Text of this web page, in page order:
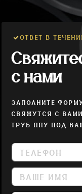
ОТВЕТ В
с нами
ЗАПОЛНИТЕ
СВЯЖУТСЯ С
ТРУБ ППУ ПОД